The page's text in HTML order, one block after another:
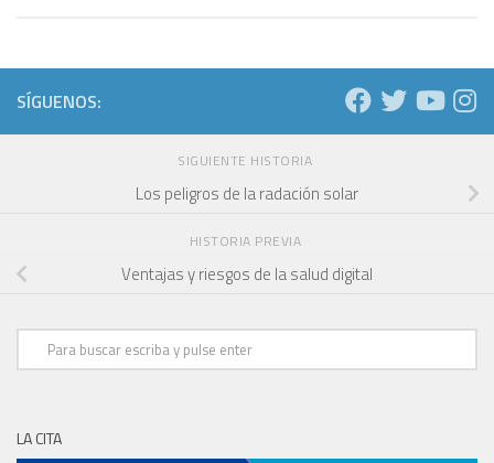
SÍGUENOS:
SIGUIENTE HISTORIA
Los peligros de la radación solar
HISTORIA PREVIA
Ventajas y riesgos de la salud digital
LA CITA